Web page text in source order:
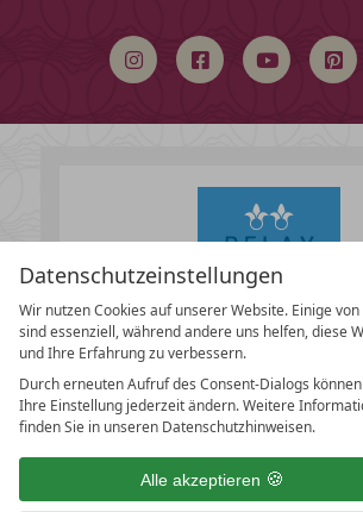
Datenschutzeinstellungen
Wir nutzen Cookies auf unserer Website. Einige
sind essenziell, während andere uns helfen, diese
und Ihre Erfahrung zu verbessern.
Durch erneuten Aufruf des Consent-Dialogs
Ihre Einstellung jederzeit ändern. Weitere
finden Sie in unseren Datenschutzhinweisen.
Alle akzeptieren